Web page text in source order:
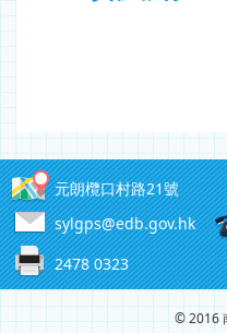
元朗欖口村路21號
sylgps@edb.gov.hk
2478 0323
© 2016